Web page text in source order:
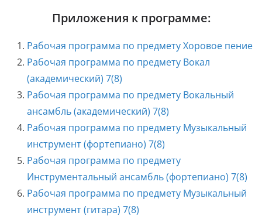
Приложения к программе:
Рабочая программа по предмету Хоровое пение
Рабочая программа по предмету Вокал
(академический) 7(8)
Рабочая программа по предмету Вокальный
ансамбль (академический) 7(8)
Рабочая программа по предмету Музыкальный
инструмент (фортепиано) 7(8)
Рабочая программа по предмету
Инструментальный ансамбль (фортепиано) 7(8)
Рабочая программа по предмету Музыкальный
инструмент (гитара) 7(8)